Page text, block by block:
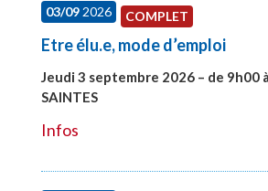
03/092026 COMPLET
Etre élu.e, mode d’emploi
Jeudi 3 septembre 2026 – de 9h00
SAINTES
Infos